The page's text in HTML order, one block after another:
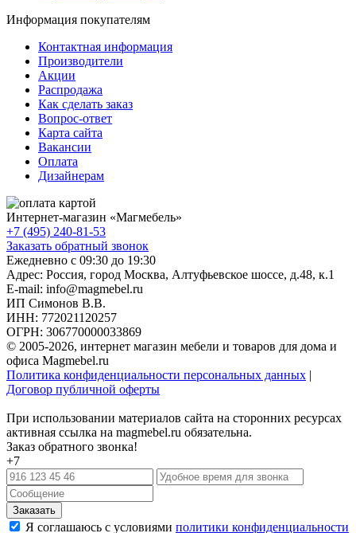
Информация покупателям
Контактная информация
Производители
Акции
Распродажа
Как сделать заказ
Вопрос-ответ
Карта сайта
Вакансии
Оплата
Дизайнерам
Интернет-магазин «Магмебель»
+7 (495) 240-81-53
Заказать обратный звонок
Ежедневно с 09:30 до 19:30
Адрес: Россия, город Москва, Алтуфьевское шоссе, д.48, к.1
E-mail: info@magmebel.ru
ИП Симонов В.В.
ИНН: 772021120257
ОГРН: 306770000033869
© 2005-2026, интернет магазин мебели и товаров для дома и
офиса Magmebel.ru
Политика конфиденциальности персональных данных |
Договор публичной оферты
При использовании материалов сайта на сторонних ресурсах
активная ссылка на magmebel.ru обязательна.
Заказ обратного звонка!
+7
Я соглашаюсь с условиями политики конфиденциальности